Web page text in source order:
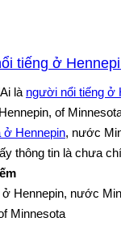
tiếng ở
là người nổi tiếng ở
of
ở Hennepin, nước
thông tin là chưa
Hennepin, nước
Minnesota